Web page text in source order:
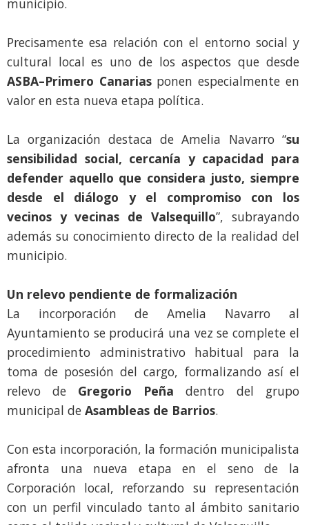
municipio.
Precisamente esa relación con el entorno social y
cultural local es uno de los aspectos que desde
ASBA–Primero Canariasponen especialmente en
valor en esta nueva etapa política.
La organización destaca de Amelia Navarro “su
sensibilidad social, cercanía y capacidad para
defender aquello que considera justo, siempre
desde el diálogo y el compromiso con los
vecinos y vecinas de Valsequillo”, subrayando
además su conocimiento directo de la realidad del
municipio.
Un relevo pendiente de formalización
La incorporación de Amelia Navarro al
Ayuntamiento se producirá una vez se complete el
procedimiento administrativo habitual para la
toma de posesión del cargo, formalizando así el
relevo de Gregorio Peña dentro del grupo
municipal de Asambleas de Barrios.
Con esta incorporación, la formación municipalista
afronta una nueva etapa en el seno de la
Corporación local, reforzando su representación
con un perfil vinculado tanto al ámbito sanitario